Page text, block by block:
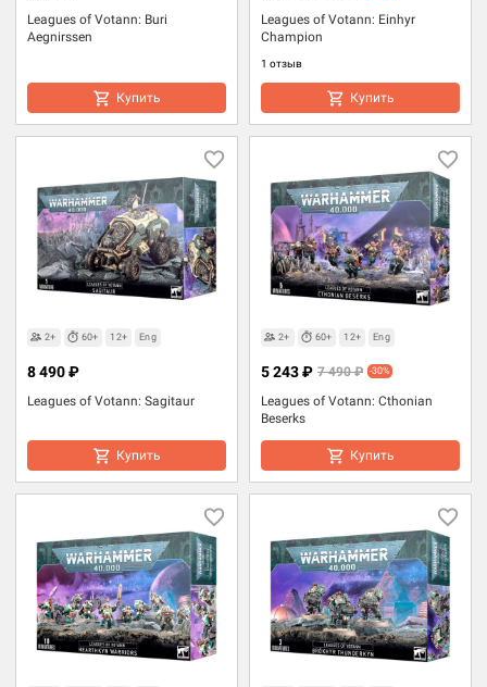
Leagues of Votann: Buri
Aegnirssen
Купить
Leagues of Votann: Einhyr
Champion
1 отзыв
Купить
2+ 60+ 12+ Eng
Leagues of Votann: Sagitaur
8 490 ₽
Купить
2+ 60+ 12+ Eng
Leagues of Votann: Cthonian
Beserks
5 243 ₽ 7 490 ₽ -30%
Купить